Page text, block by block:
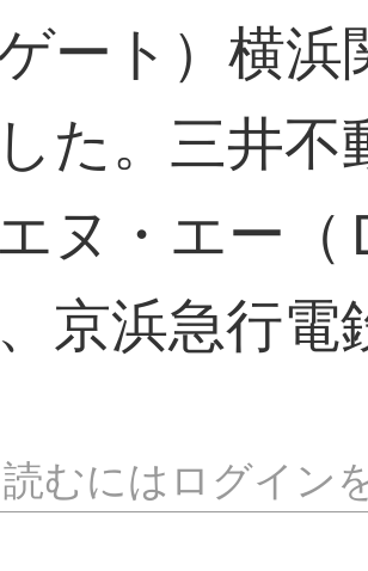
ート）横
た。三井
ヌ・エー
京浜急行
むにはログイン